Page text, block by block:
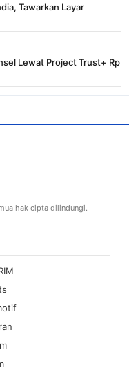
Tawarkan Layar
Lewat Project Trust+ Rp
hak cipta dilindungi.